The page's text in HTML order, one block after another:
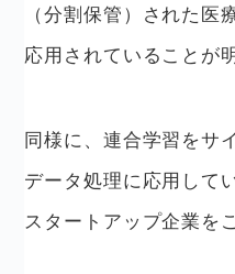
（分割保管）された医
応用されていることが
同様に、連合学習をサ
データ処理に応用して
スタートアップ企業を